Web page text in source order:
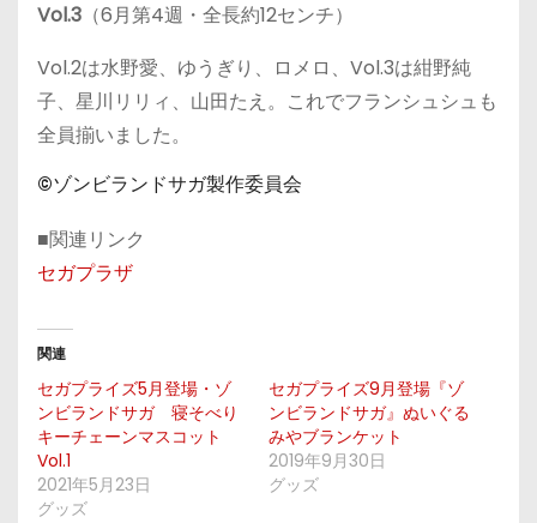
Vol.3 （6月第4週・全長約12センチ）
Vol.2は水野愛、ゆうぎり、ロメロ、Vol.3は紺野純
子、星川リリィ、山田たえ。これでフランシュシュも
全員揃いました。
©ゾンビランドサガ製作委員会
■関連リンク
セガプラザ
関連
セガプライズ5月登場・ゾ
ンビランドサガ 寝そべり
キーチェーンマスコット
Vol.1
2021年5月23日
グッズ
セガプライズ9月登場『ゾ
ンビランドサガ』ぬいぐる
みやブランケット
2019年9月30日
グッズ